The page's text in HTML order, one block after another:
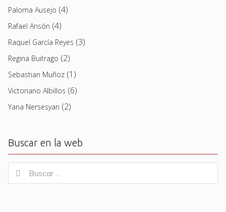
Paloma Ausejo (4)
Rafael Ansón (4)
Raquel García Reyes (3)
Regina Buitrago (2)
Sebastian Muñoz (1)
Victoriano Albillos (6)
Yana Nersesyan (2)
Buscar en la web
for:
Buscar